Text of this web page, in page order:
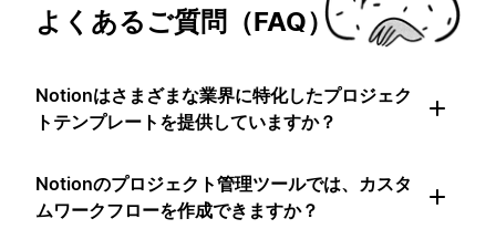
よくあるご質問（FAQ）
Notionはさまざまな業界に特化したプロジェク
トテンプレートを提供していますか？
Notionのプロジェクト管理ツールでは、カスタ
ムワークフローを作成できますか？